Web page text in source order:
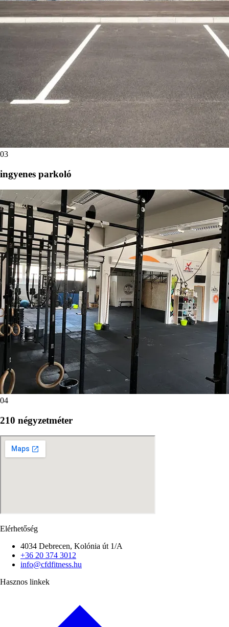
03
ingyenes parkoló
04
210 négyzetméter
Elérhetőség
4034 Debrecen, Kolónia út 1/A
+36 20 374 3012
info@cfdfitness.hu
Hasznos linkek